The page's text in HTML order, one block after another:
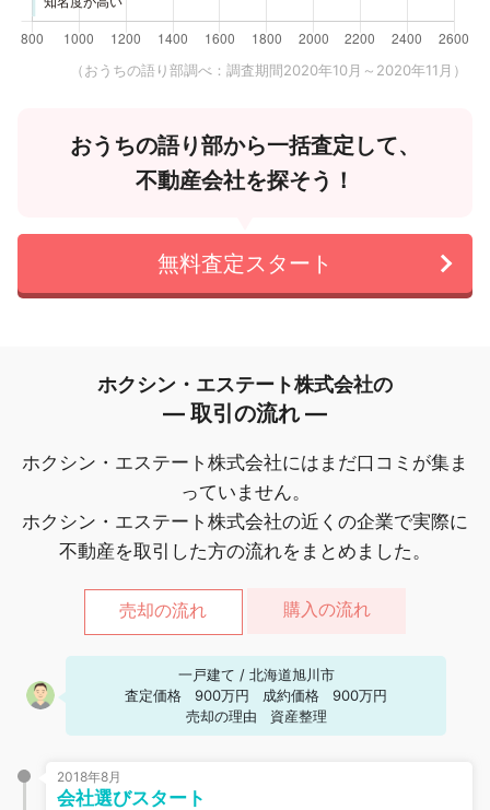
（おうちの語り部調べ：調査期間2020年10月～2020年11月）
おうちの語り部から一括査定して、
不動産会社を探そう！
無料査定スタート
ホクシン・エステート株式会社の
― 取引の流れ ―
ホクシン・エステート株式会社にはまだ口コミが集ま
っていません。
ホクシン・エステート株式会社の近くの企業で実際に
不動産を取引した方の流れをまとめました。
売却の流れ 購入の流れ
一戸建て / 北海道旭川市
査定価格
900万円 成約価格
900万円
売却の理由
資産整理
2018年8月
会社選びスタート